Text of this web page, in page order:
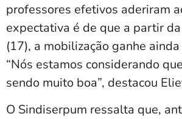
professores efetivos aderiram
expectativa é de que a partir
(17), a mobilização ganhe
“Nós estamos considerando
sendo muito boa”, destacou
O Sindiserpum ressalta que,